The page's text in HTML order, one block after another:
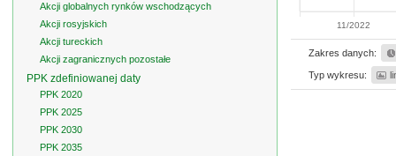
11/2022
Zakres danych:
Typ wykresu:
Akcji globalnych rynków wschodzących
Akcji rosyjskich
Akcji tureckich
Akcji zagranicznych pozostałe
PPK zdefiniowanej daty
PPK 2020
PPK 2025
PPK 2030
PPK 2035